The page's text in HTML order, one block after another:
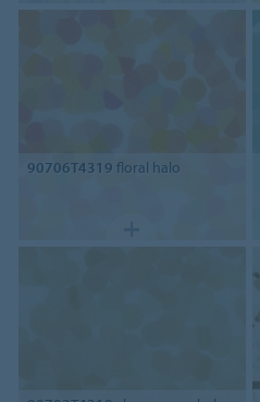
90706T4319 floral halo